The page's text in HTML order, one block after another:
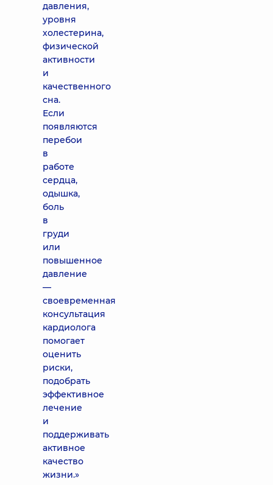
давления,
уровня
холестерина,
физической
активности
и
качественного
сна.
Если
появляются
перебои
в
работе
сердца,
одышка,
боль
в
груди
или
повышенное
давление
—
своевременная
консультация
кардиолога
помогает
оценить
риски,
подобрать
эффективное
лечение
и
поддерживать
активное
качество
жизни.»